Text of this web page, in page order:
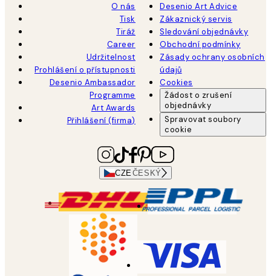
O nás
Tisk
Tiráž
Career
Udržitelnost
Prohlášení o přístupnosti
Desenio Ambassador
Programme
Art Awards
Přihlášení (firma)
Desenio Art Advice
Zákaznický servis
Sledování objednávky
Obchodní podmínky
Zásady ochrany osobních
údajů
Cookies
Žádost o zrušení
objednávky
Spravovat soubory
cookie
CZE ČESKÝ